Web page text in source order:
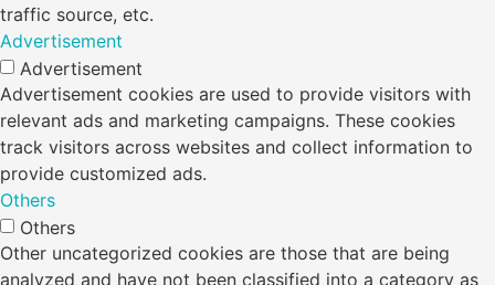
traffic source, etc.
Advertisement
Advertisement
Advertisement cookies are used to provide visitors with
relevant ads and marketing campaigns. These cookies
track visitors across websites and collect information to
provide customized ads.
Others
Others
Other uncategorized cookies are those that are being
analyzed and have not been classified into a category as